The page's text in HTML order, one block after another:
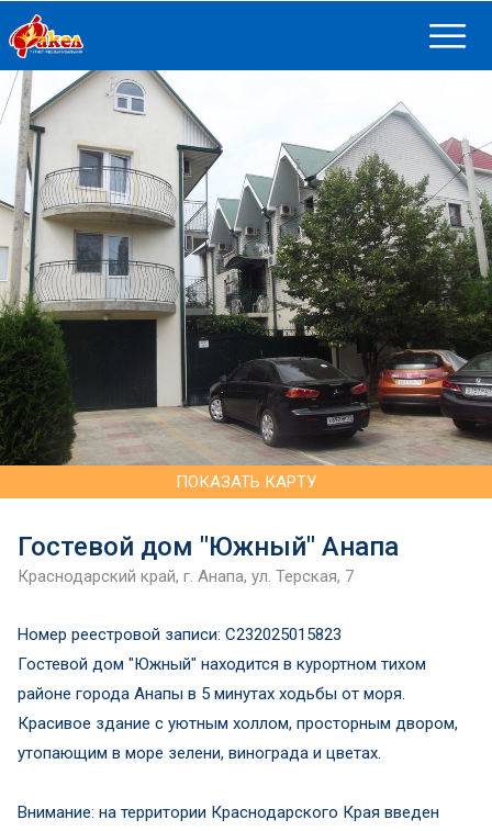
ПОКАЗАТЬ КАРТУ
Гостевой дом "Южный" Анапа
Краснодарский край, г. Анапа, ул. Терская, 7
Номер реестровой записи: С232025015823
Гостевой дом "Южный" находится в курортном тихом
районе города Анапы в 5 минутах ходьбы от моря.
Красивое здание с уютным холлом, просторным двором,
утопающим в море зелени, винограда и цветах.
Внимание: на территории Краснодарского Края введен